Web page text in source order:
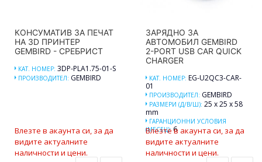
КОНСУМАТИВ ЗА ПЕЧАТ
НА 3D ПРИНТЕР
GEMBIRD - СРЕБРИСТ
КАТ. НОМЕР: 3DP-PLA1.75-01-S
ПРОИЗВОДИТЕЛ: GEMBIRD
Влезте в акаунта си, за да
видите актуалните
наличности и цени.
ЗАРЯДНО ЗА
АВТОМОБИЛ GEMBIRD
2-PORT USB CAR QUICK
CHARGER
КАТ. НОМЕР: EG-U2QC3-CAR-
01
ПРОИЗВОДИТЕЛ: GEMBIRD
РАЗМЕРИ (Д/В/Ш): 25 x 25 x 58
mm
ГАРАНЦИОННИ УСЛОВИЯ
(МЕСЕЦ): 6
Влезте в акаунта си, за да
видите актуалните
наличности и цени.